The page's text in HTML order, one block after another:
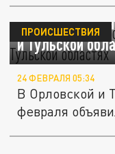
Ракетную
и Тульской
ПРОИСШЕСТВИЯ
24 ФЕВРАЛЯ 05:34
В Орловской и
февраля